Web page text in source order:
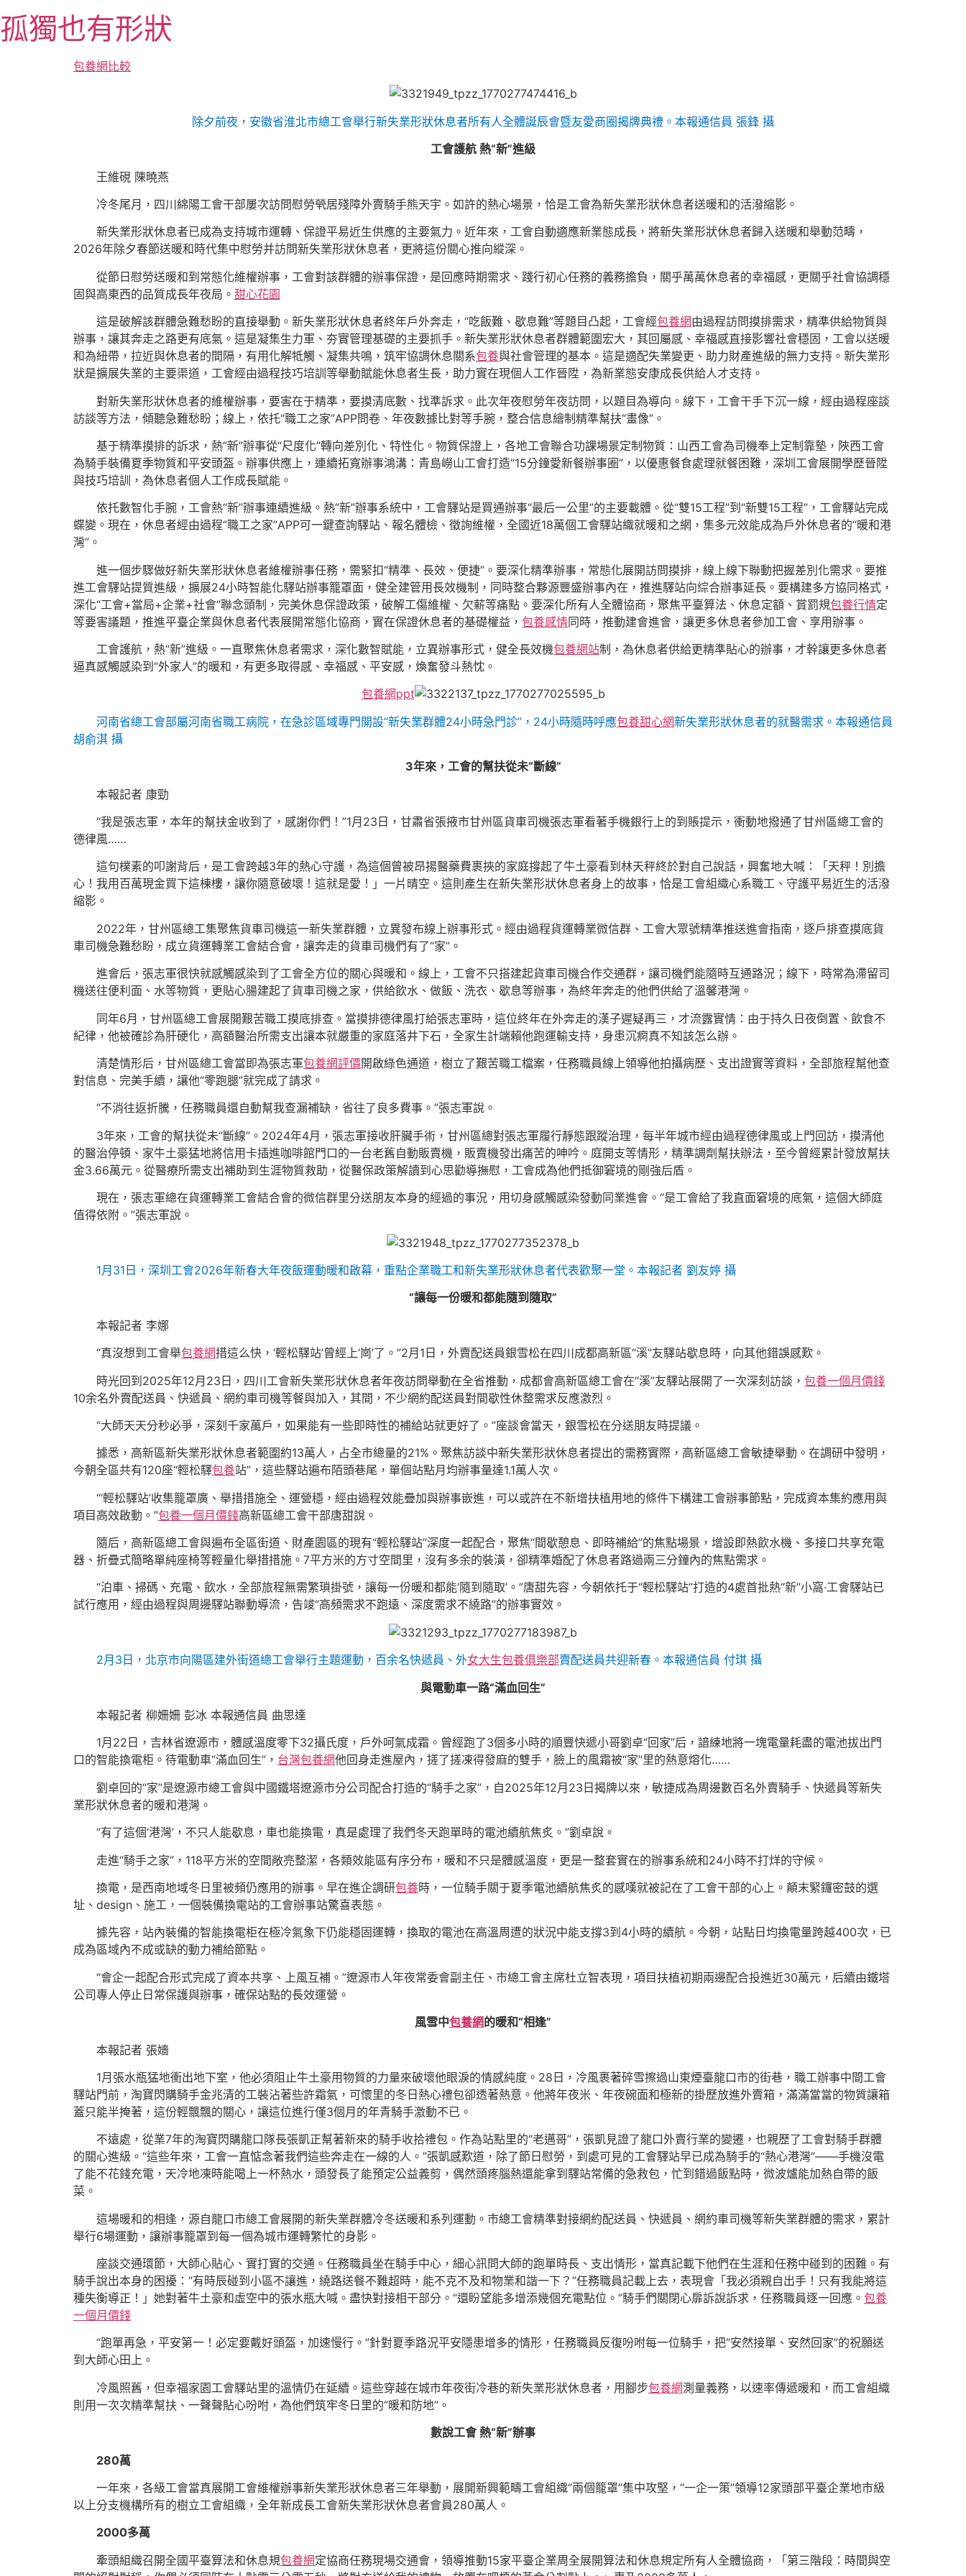
至
主
孤獨也有形狀
包養網比較
除夕前夜，安徽省淮北市總工會舉行新失業形狀休息者所有人全體誕辰會暨友愛商圈揭牌典禮。本報通信員 張鋒 攝
工會護航 熱“新”進級
王維硯 陳曉燕
冷冬尾月，四川綿陽工會干部屢次訪問慰勞煢居殘障外賣騎手熊天宇。如許的熱心場景，恰是工會為新失業形狀休息者送暖和的活潑縮影。
新失業形狀休息者已成為支持城市運轉、保證平易近生供應的主要氣力。近年來，工會自動適應新業態成長，將新失業形狀休息者歸入送暖和舉動范疇，
2026年除夕春節送暖和時代集中慰勞并訪問新失業形狀休息者，更將這份關心推向縱深。
從節日慰勞送暖和到常態化維權辦事，工會對該群體的辦事保證，是回應時期需求、踐行初心任務的義務擔負，關乎萬萬休息者的幸福感，更關乎社會協調穩
固與高東西的品質成長年夜局。 甜心花園
這是破解該群體急難愁盼的直接舉動。新失業形狀休息者終年戶外奔走，“吃飯難、歇息難”等題目凸起，工會經包養網由過程訪問摸排需求，精準供給物質與
辦事，讓其奔走之路更有底氣。這是凝集生力軍、夯實管理基礎的主要抓手。新失業形狀休息者群體範圍宏大，其回屬感、幸福感直接影響社會穩固，工會以送暖
和為紐帶，拉近與休息者的間隔，有用化解牴觸、凝集共鳴，筑牢協調休息關系包養與社會管理的基本。這是適配失業變更、助力財產進級的無力支持。新失業形
狀是擴展失業的主要渠道，工會經由過程技巧培訓等舉動賦能休息者生長，助力實在現個人工作晉陞，為新業態安康成長供給人才支持。
對新失業形狀休息者的維權辦事，要害在于精準，要摸清底數、找準訴求。此次年夜慰勞年夜訪問，以題目為導向。線下，工會干手下沉一線，經由過程座談
訪談等方法，傾聽急難愁盼；線上，依托“職工之家”APP問卷、年夜數據比對等手腕，整合信息繪制精準幫扶“畫像”。
基于精準摸排的訴求，熱“新”辦事從“尺度化”轉向差別化、特性化。物質保證上，各地工會聯合功課場景定制物質：山西工會為司機奉上定制靠墊，陜西工會
為騎手裝備夏季物質和平安頭盔。辦事供應上，連續拓寬辦事鴻溝：青島嶗山工會打造“15分鐘愛新餐辦事圈”，以優惠餐食處理就餐困難，深圳工會展開學歷晉陞
與技巧培訓，為休息者個人工作成長賦能。
依托數智化手腕，工會熱“新”辦事連續進級。熱“新”辦事系統中，工會驛站是買通辦事“最后一公里”的主要載體。從“雙15工程”到“新雙15工程”，工會驛站完成
蝶變。現在，休息者經由過程“職工之家”APP可一鍵查詢驛站、報名體檢、徵詢維權，全國近18萬個工會驛站織就暖和之網，集多元效能成為戶外休息者的“暖和港
灣”。
進一個步驟做好新失業形狀休息者維權辦事任務，需緊扣“精準、長效、便捷”。要深化精準辦事，常態化展開訪問摸排，線上線下聯動把握差別化需求。要推
進工會驛站提質進級，擴展24小時智能化驛站辦事籠罩面，健全建管用長效機制，同時整合夥源豐盛辦事內在，推進驛站向綜合辦事延長。要構建多方協同格式，
深化“工會+當局+企業+社會”聯念頭制，完美休息保證政策，破解工傷維權、欠薪等痛點。要深化所有人全體協商，聚焦平臺算法、休息定額、賞罰規包養行情定
等要害議題，推進平臺企業與休息者代表展開常態化協商，實在保證休息者的基礎權益， 包養感情同時，推動建會進會，讓更多休息者參加工會、享用辦事。
工會護航，熱“新”進級。一直聚焦休息者需求，深化數智賦能，立異辦事形式，健全長效機包養網站制，為休息者供給更精準貼心的辦事，才幹讓更多休息者
逼真感觸感染到“外家人”的暖和，有更多取得感、幸福感、平安感，煥奮發斗熱忱。
包養網ppt
河南省總工會部屬河南省職工病院，在急診區域專門開設“新失業群體24小時急門診”，24小時隨時呼應包養甜心網新失業形狀休息者的就醫需求。本報通信員
胡俞淇 攝
3年來，工會的幫扶從未“斷線”
本報記者 康勁
“我是張志軍，本年的幫扶金收到了，感謝你們！”1月23日，甘肅省張掖市甘州區貨車司機張志軍看著手機銀行上的到賬提示，衝動地撥通了甘州區總工會的
德律風……
這句樸素的叩謝背后，是工會跨越3年的熱心守護，為這個曾被昂揚醫藥費裹挾的家庭撐起了牛土豪看到林天秤終於對自己說話，興奮地大喊：「天秤！別擔
心！我用百萬現金買下這棟樓，讓你隨意破壞！這就是愛！」一片晴空。這則產生在新失業形狀休息者身上的故事，恰是工會組織心系職工、守護平易近生的活潑
縮影。
2022年，甘州區總工集聚焦貨車司機這一新失業群體，立異發布線上辦事形式。經由過程貨運轉業微信群、工會大眾號精準推送進會指南，逐戶排查摸底貨
車司機急難愁盼，成立貨運轉業工會結合會，讓奔走的貨車司機們有了“家”。
進會后，張志軍很快就感觸感染到了工會全方位的關心與暖和。線上，工會不只搭建起貨車司機合作交通群，讓司機們能隨時互通路況；線下，時常為滯留司
機送往便利面、水等物質，更貼心腸建起了貨車司機之家，供給飲水、做飯、洗衣、歇息等辦事，為終年奔走的他們供給了溫馨港灣。
同年6月，甘州區總工會展開艱苦職工摸底排查。當摸排德律風打給張志軍時，這位終年在外奔走的漢子遲疑再三，才流露實情：由于持久日夜倒置、飲食不
紀律，他被確診為肝硬化，高額醫治所需支出讓本就嚴重的家庭落井下石，全家生計端賴他跑運輸支持，身患沉痾真不知該怎么辦。
清楚情形后，甘州區總工會當即為張志軍包養網評價開啟綠色通道，樹立了艱苦職工檔案，任務職員線上領導他拍攝病歷、支出證實等資料，全部旅程幫他查
對信息、完美手續，讓他“零跑腿”就完成了請求。
“不消往返折騰，任務職員還自動幫我查漏補缺，省往了良多費事。”張志軍說。
3年來，工會的幫扶從未“斷線”。2024年4月，張志軍接收肝臟手術，甘州區總對張志軍履行靜態跟蹤治理，每半年城市經由過程德律風或上門回訪，摸清他
的醫治停頓、家牛土豪猛地將信用卡插進咖啡館門口的一台老舊自動販賣機，販賣機發出痛苦的呻吟。庭開支等情形，精準調劑幫扶辦法，至今曾經累計發放幫扶
金3.66萬元。從醫療所需支出補助到生涯物質救助，從醫保政策解讀到心思勸導撫慰，工會成為他們抵御窘境的剛強后盾。
現在，張志軍總在貨運轉業工會結合會的微信群里分送朋友本身的經過的事況，用切身感觸感染發動同業進會。“是工會給了我直面窘境的底氣，這個大師庭
值得依附。”張志軍說。
1月31日，深圳工會2026年新春大年夜飯運動暖和啟幕，重點企業職工和新失業形狀休息者代表歡聚一堂。本報記者 劉友婷 攝
“讓每一份暖和都能隨到隨取”
本報記者 李娜
“真沒想到工會舉包養網措這么快，‘輕松驛站’曾經上‘崗’了。”2月1日，外賣配送員銀雪松在四川成都高新區“溪”友驛站歇息時，向其他錯誤感歎。
時光回到2025年12月23日，四川工會新失業形狀休息者年夜訪問舉動在全省推動，成都會高新區總工會在“溪”友驛站展開了一次深刻訪談， 包養一個月價錢
10余名外賣配送員、快遞員、網約車司機等餐與加入，其間，不少網約配送員對間歇性休整需求反應激烈。
“大師天天分秒必爭，深刻千家萬戶，如果能有一些即時性的補給站就更好了。”座談會當天，銀雪松在分送朋友時提議。
據悉，高新區新失業形狀休息者範圍約13萬人，占全市總量的21%。聚焦訪談中新失業形狀休息者提出的需務實際，高新區總工會敏捷舉動。在調研中發明，
今朝全區共有120座“輕松驛包養站”，這些驛站遍布陌頭巷尾，單個站點月均辦事量達1.1萬人次。
“‘輕松驛站’收集籠罩廣、舉措措施全、運營穩，經由過程效能疊加與辦事嵌進，可以或許在不新增扶植用地的條件下構建工會辦事節點，完成資本集約應用與
項目高效啟動。”包養一個月價錢高新區總工會干部唐甜說。
隨后，高新區總工會與遍布全區街道、財產園區的現有“輕松驛站”深度一起配合，聚焦“間歇憩息、即時補給”的焦點場景，增設即熱飲水機、多接口共享充電
器、折疊式簡略單純座椅等輕量化舉措措施。7平方米的方寸空間里，沒有多余的裝潢，卻精準婚配了休息者路過兩三分鐘內的焦點需求。
“泊車、掃碼、充電、飲水，全部旅程無需繁瑣掛號，讓每一份暖和都能‘隨到隨取’。”唐甜先容，今朝依托于“輕松驛站”打造的4處首批熱“新”小窩·工會驛站已
試行應用，經由過程與周邊驛站聯動導流，告竣“高頻需求不跑遠、深度需求不繞路”的辦事實效。
2月3日，北京市向陽區建外街道總工會舉行主題運動，百余名快遞員、外女大生包養俱樂部賣配送員共迎新春。本報通信員 付琪 攝
與電動車一路“滿血回生”
本報記者 柳姍姍 彭冰 本報通信員 曲思達
1月22日，吉林省遼源市，體感溫度零下32攝氏度，戶外呵氣成霜。曾經跑了3個多小時的順豐快遞小哥劉卓“回家”后，諳練地將一塊電量耗盡的電池拔出門
口的智能換電柜。待電動車“滿血回生”， 台灣包養網他回身走進屋內，搓了搓凍得發麻的雙手，臉上的風霜被“家”里的熱意熔化……
劉卓回的“家”是遼源市總工會與中國鐵塔遼源市分公司配合打造的“騎手之家”，自2025年12月23日揭牌以來，敏捷成為周邊數百名外賣騎手、快遞員等新失
業形狀休息者的暖和港灣。
“有了這個‘港灣’，不只人能歇息，車也能換電，真是處理了我們冬天跑單時的電池續航焦炙。”劉卓說。
走進“騎手之家”，118平方米的空間敞亮整潔，各類效能區有序分布，暖和不只是體感溫度，更是一整套實在的辦事系統和24小時不打烊的守候。
換電，是西南地域冬日里被頻仍應用的辦事。早在進企調研包養時，一位騎手關于夏季電池續航焦炙的感嘆就被記在了工會干部的心上。顛末緊鑼密鼓的選
址、design、施工，一個裝備換電站的工會辦事站驚喜表態。
據先容，站內裝備的智能換電柜在極冷氣象下仍能穩固運轉，換取的電池在高溫周遭的狀況中能支撐3到4小時的續航。今朝，站點日均換電量跨越400次，已
成為區域內不成或缺的動力補給節點。
“會企一起配合形式完成了資本共享、上風互補。”遼源市人年夜常委會副主任、市總工會主席杜立智表現，項目扶植初期兩邊配合投進近30萬元，后續由鐵塔
公司專人停止日常保護與辦事，確保站點的長效運營。
風雪中包養網的暖和“相逢”
本報記者 張嬙
1月張水瓶猛地衝出地下室，他必須阻止牛土豪用物質的力量來破壞他眼淚的情感純度。28日，冷風裹著碎雪擦過山東煙臺龍口市的街巷，職工辦事中間工會
驛站門前，淘寶閃購騎手金兆清的工裝沾著些許霜氣，可懷里的冬日熱心禮包卻透著熱意。他將年夜米、年夜碗面和極新的掛歷放進外賣箱，滿滿當當的物質讓箱
蓋只能半掩著，這份輕飄飄的關心，讓這位進行僅3個月的年青騎手激動不已。
不遠處，從業7年的淘寶閃購龍口隊長張凱正幫著新來的騎手收拾禮包。作為站點里的“老邁哥”，張凱見證了龍口外賣行業的變遷，也親歷了工會對騎手群體
的關心進級。“這些年來，工會一直惦念著我們這些奔走在一線的人。”張凱感歎道，除了節日慰勞，到處可見的工會驛站早已成為騎手的“熱心港灣”——手機沒電
了能不花錢充電，天冷地凍時能喝上一杯熱水，頭發長了能預定公益義剪，偶然頭疼腦熱還能拿到驛站常備的急救包，忙到錯過飯點時，微波爐能加熱自帶的飯
菜。
這場暖和的相逢，源自龍口市總工會展開的新失業群體冷冬送暖和系列運動。市總工會精準對接網約配送員、快遞員、網約車司機等新失業群體的需求，累計
舉行6場運動，讓辦事籠罩到每一個為城市運轉繁忙的身影。
座談交通環節，大師心貼心、實打實的交通。任務職員坐在騎手中心，細心訊問大師的跑單時長、支出情形，當真記載下他們在生涯和任務中碰到的困難。有
騎手說出本身的困擾：“有時辰碰到小區不讓進，繞路送餐不難超時，能不克不及和物業和諧一下？”任務職員記載上去，表現會「我必須親自出手！只有我能將這
種失衡導正！」她對著牛土豪和虛空中的張水瓶大喊。盡快對接相干部分。“還盼望能多增添幾個充電點位。”騎手們關閉心扉訴說訴求，任務職員逐一回應。 包養
一個月價錢
“跑單再急，平安第一！必定要戴好頭盔，加速慢行。”針對夏季路況平安隱患增多的情形，任務職員反復吩咐每一位騎手，把“安然接單、安然回家”的祝願送
到大師心田上。
冷風照舊，但幸福家園工會驛站里的溫情仍在延續。這些穿越在城市年夜街冷巷的新失業形狀休息者，用腳步包養網測量義務，以速率傳遞暖和，而工會組織
則用一次次精準幫扶、一聲聲貼心吩咐，為他們筑牢冬日里的“暖和防地”。
數說工會 熱“新”辦事
280萬
一年來，各級工會當真展開工會維權辦事新失業形狀休息者三年舉動，展開新興範疇工會組織“兩個籠罩”集中攻堅，“一企一策”領導12家頭部平臺企業地市級
以上分支機構所有的樹立工會組織，全年新成長工會新失業形狀休息者會員280萬人。
2000多萬
牽頭組織召開全國平臺算法和休息規包養網定協商任務現場交通會，領導推動15家平臺企業周全展開算法和休息規定所有人全體協商，「第三階段：時間與空